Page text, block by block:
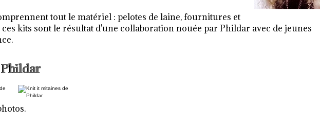
tout le matériel : pelotes de laine, fournitures et
kits sont le résultat d'une collaboration nouée par Phildar avec de jeunes
Phildar